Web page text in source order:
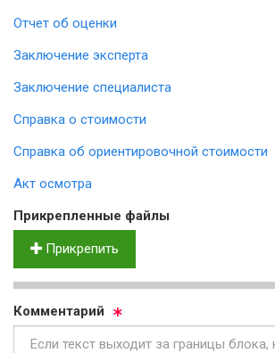
Отчет об оценки
Заключение эксперта
Заключение специалиста
Справка о стоимости
Справка об ориентировочной стоимости
Акт осмотра
Прик­реп­лен­ные фай­лы
Прикрепить
Ком­мен­та­рий